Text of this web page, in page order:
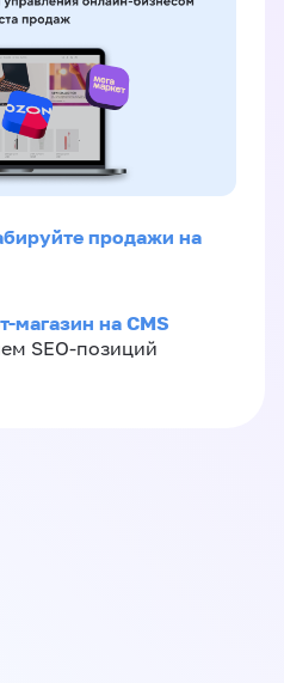
продажи на
магазин на CMS
SEO-позиций